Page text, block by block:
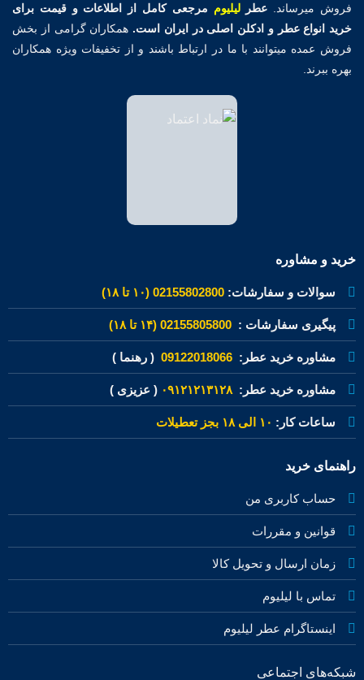
فروش میرساند. عطرلیلیوم مرجعی کامل از اطلاعات و قیمت برای
خرید انواع عطر و ادکلن اصلی در ایران است. همکاران گرامی از بخش
فروش عمده میتوانند با ما در ارتباط باشند و از تخفیفات ویژه همکاران
بهره ببرند.
خرید و مشاوره
سوالات و سفارشات: 02155802800 (۱۰ تا ۱۸)
پیگیری سفارشات : 02155805800 (۱۴ تا ۱۸)
مشاوره خرید عطر: 09122018066 ( رهنما )
مشاوره خرید عطر:۰۹۱۲۱۲۱۳۱۲۸ ( عزیزی )
ساعات کار: ۱۰ الی ۱۸ بجز تعطیلات
راهنمای خرید
حساب کاربری من
قوانین و مقررات
زمان ارسال و تحویل کالا
تماس با لیلیوم
اینستاگرام عطر لیلیوم
شبکه‌های اجتماعی